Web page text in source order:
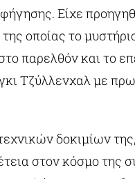
Είχε
οποίας το
παρελθόν και το
Τζύλλενχαλ με
δοκιμίων
στον κόσμο της